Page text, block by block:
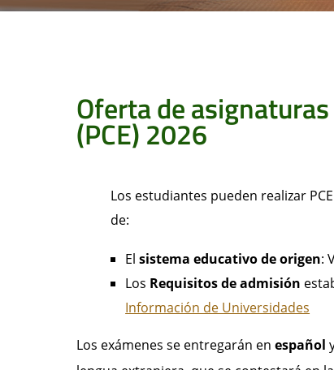
Oferta de
(PCE) 2026
Los estudiantes pueden realizar
de:
Elsistema educativo de origen:
Los Requisitos de admisión
Información de Universidades
Los exámenes se entregarán enespañol